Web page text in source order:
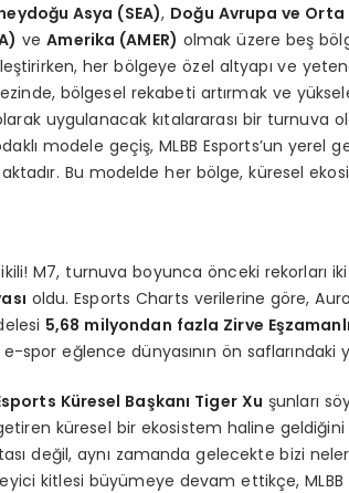
Asya (SEA), Doğu Avrupa ve Orta
veAmerika (AMER) olmak üzere beş
her bölgeye özel altyapı ve
bölgesel rekabeti artırmak ve
uygulanacak kıtalararası bir turnuva
modele geçiş, MLBB Esports’un yerel
Bu modelde her bölge, küresel
M7, turnuva boyunca önceki rekorları
oldu. Esports Charts verilerine göre,
5,68 milyondan fazla Zirve
spor eğlence dünyasının ön saflarındaki
Küresel Başkanı Tiger Xu şunları
küresel bir ekosistem haline geldiğini
değil, aynı zamanda gelecekte bizi
kitlesi büyümeye devam ettikçe, MLBB